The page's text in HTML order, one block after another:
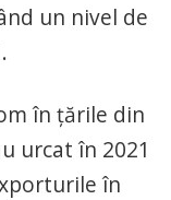
un nivel de
în ţările din
urcat în 2021
în